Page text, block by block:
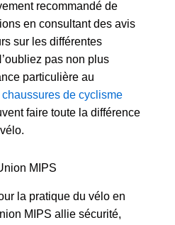
recommandé de
en consultant des avis
sur les différentes
pas non plus
particulière au
de cyclisme
faire toute la différence
MIPS
la pratique du vélo en
MIPS allie sécurité,